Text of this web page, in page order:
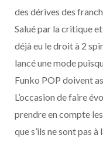
des dérives des
Salué par la critique
déjà eu le droit à 2
lancé une mode
Funko POP doivent
L’occasion de faire
prendre en compte
que s’ils ne sont pas